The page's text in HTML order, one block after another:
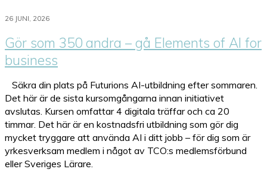
26 JUNI, 2026
Gör som 350 andra – gå Elements of AI for
business
Säkra din plats på Futurions AI-utbildning efter sommaren.
Det här är de sista kursomgångarna innan initiativet
avslutas. Kursen omfattar 4 digitala träffar och ca 20
timmar. Det här är en kostnadsfri utbildning som gör dig
mycket tryggare att använda AI i ditt jobb – för dig som är
yrkesverksam medlem i något av TCO:s medlemsförbund
eller Sveriges Lärare.